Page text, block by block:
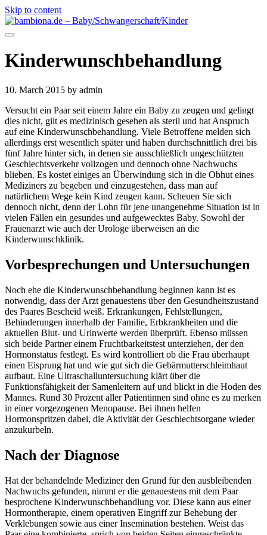
Skip to content
Kinderwunschbehandlung
10. March 2015 by admin
Versucht ein Paar seit einem Jahre ein Baby zu zeugen und gelingt
dies nicht, gilt es medizinisch gesehen als steril und hat Anspruch
auf eine Kinderwunschbehandlung. Viele Betroffene melden sich
allerdings erst wesentlich später und haben durchschnittlich drei bis
fünf Jahre hinter sich, in denen sie ausschließlich ungeschützten
Geschlechtsverkehr vollzogen und dennoch ohne Nachwuchs
blieben. Es kostet einiges an Überwindung sich in die Obhut eines
Mediziners zu begeben und einzugestehen, dass man auf
natürlichem Wege kein Kind zeugen kann. Scheuen Sie sich
dennoch nicht, denn der Lohn für jene unangenehme Situation ist in
vielen Fällen ein gesundes und aufgewecktes Baby. Sowohl der
Frauenarzt wie auch der Urologe überweisen an die
Kinderwunschklinik.
Vorbesprechungen und Untersuchungen
Noch ehe die Kinderwunschbehandlung beginnen kann ist es
notwendig, dass der Arzt genauestens über den Gesundheitszustand
des Paares Bescheid weiß. Erkrankungen, Fehlstellungen,
Behinderungen innerhalb der Familie, Erbkrankheiten und die
aktuellen Blut- und Urinwerte werden überprüft. Ebenso müssen
sich beide Partner einem Fruchtbarkeitstest unterziehen, der den
Hormonstatus festlegt. Es wird kontrolliert ob die Frau überhaupt
einen Eisprung hat und wie gut sich die Gebärmutterschleimhaut
aufbaut. Eine Ultraschalluntersuchung klärt über die
Funktionsfähigkeit der Samenleitern auf und blickt in die Hoden des
Mannes. Rund 30 Prozent aller Patientinnen sind ohne es zu merken
in einer vorgezogenen Menopause. Bei ihnen helfen
Hormonspritzen dabei, die Aktivität der Geschlechtsorgane wieder
anzukurbeln.
Nach der Diagnose
Hat der behandelnde Mediziner den Grund für den ausbleibenden
Nachwuchs gefunden, nimmt er die genauestens mit dem Paar
besprochene Kinderwunschbehandlung vor. Diese kann aus einer
Hormontherapie, einem operativen Eingriff zur Behebung der
Verklebungen sowie aus einer Insemination bestehen. Weist das